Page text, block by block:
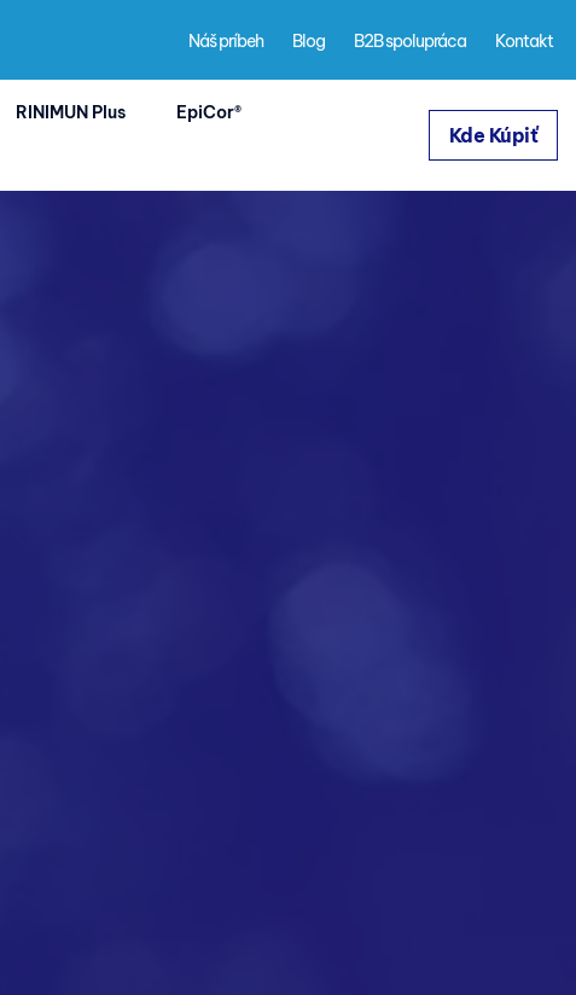
Náš príbeh Blog B2B spolupráca Kontakt
RINIMUN Plus EpiCor®
Kde Kúpiť